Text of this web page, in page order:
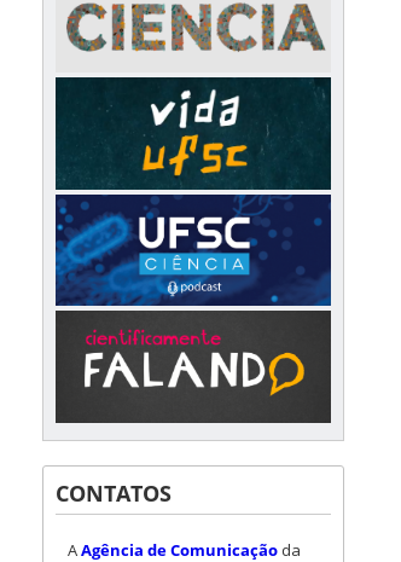
CONTATOS
AAgência de Comunicação da